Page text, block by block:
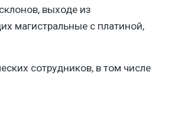
выходе из
магистральные с платиной,
сотрудников, в том числе